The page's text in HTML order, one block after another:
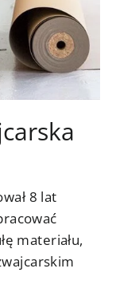
8 lat
materiału,